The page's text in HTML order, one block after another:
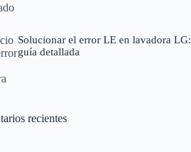
Solucionar el error LE en lavadora LG:
guía detallada
recientes